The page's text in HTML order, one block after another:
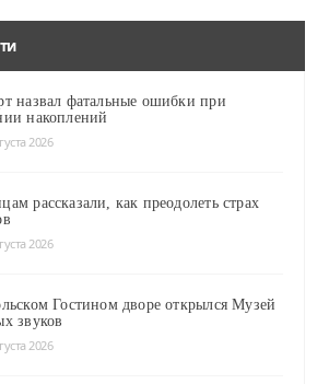
назвал фатальные ошибки при
накоплений
2026
рассказали, как преодолеть страх
2026
Гостином дворе открылся Музей
звуков
2026